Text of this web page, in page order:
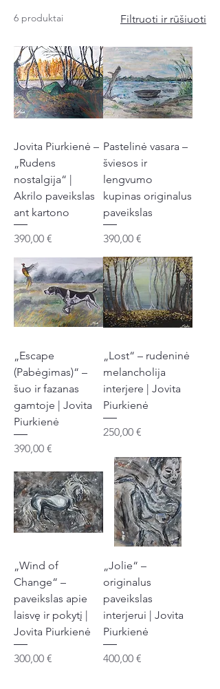
gamtos ritmas. Spontaniška, intuityvi
kviečiančia žiūrovą patirti vidinį pasaulį
ir atrasti save.
6 produktai Filtruoti ir rūšiuoti
Jovita Piurkienė –
„Rudens
nostalgija“ |
Akrilo paveikslas
ant kartono
Kaina
390,00 €
Pastelinė vasara –
šviesos ir
lengvumo
kupinas originalus
paveikslas
Kaina
390,00 €
„Escape
(Pabėgimas)“ –
šuo ir fazanas
gamtoje | Jovita
Piurkienė
Kaina
390,00 €
„Lost“ – rudeninė
melancholija
interjere | Jovita
Piurkienė
Kaina
250,00 €
„Wind of
Change“ –
paveikslas apie
laisvę ir pokytį |
Jovita Piurkienė
Kaina
300,00 €
„Jolie“ –
originalus
paveikslas
interjerui | Jovita
Piurkienė
Kaina
400,00 €